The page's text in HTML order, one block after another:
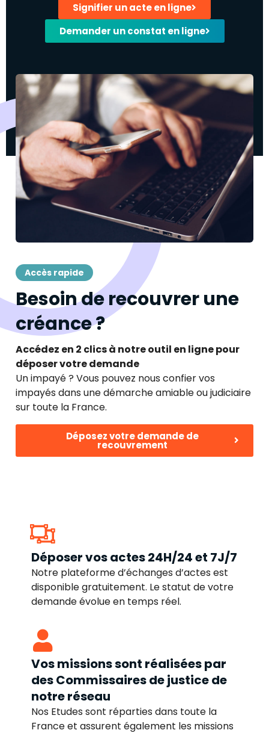
Signifier un acte en ligne
Demander un constat en ligne
Accès rapide
Besoin de recouvrer une
créance ?
Accédez en 2 clics à notre outil en ligne pour
déposer votre demande
Un impayé ? Vous pouvez nous confier vos
impayés dans une démarche amiable ou judiciaire
sur toute la France.
Déposez votre demande de
recouvrement
Déposer vos actes 24H/24 et 7J/7
Notre plateforme d’échanges d’actes est
disponible gratuitement. Le statut de votre
demande évolue en temps réel.
Vos missions sont réalisées par
des Commissaires de justice de
notre réseau
Nos Etudes sont réparties dans toute la
France et assurent également les missions